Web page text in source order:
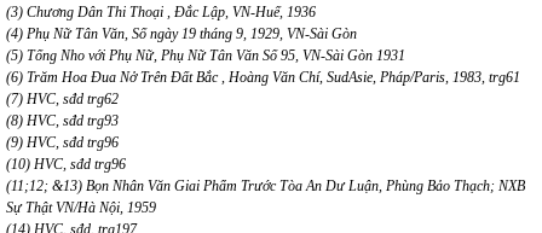
(3) Chương Dân Thi Thoại , Đắc Lập, VN-Huế, 1936
(4) Phụ Nữ Tân Văn, Số ngày 19 tháng 9, 1929, VN-Sài Gòn
(5) Tống Nho với Phụ Nữ, Phụ Nữ Tân Văn Số 95, VN-Sài Gòn 1931
(6) Trăm Hoa Đua Nở Trên Đất Bắc , Hoàng Văn Chí, SudAsie, Pháp/Paris, 1983, trg61
(7) HVC, sđd trg62
(8) HVC, sđd trg93
(9) HVC, sđd trg96
(10) HVC, sđd trg96
(11;12; &13) Bọn Nhân Văn Giai Phẩm Trước Tòa An Dư Luận, Phùng Bảo Thạch; NXB
Sự Thật VN/Hà Nội, 1959
(14) HVC, sđd, trg197